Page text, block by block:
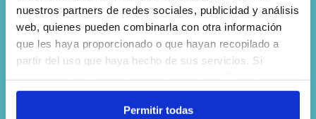
nuestros partners de redes sociales, publicidad y análisis
web, quienes pueden combinarla con otra información
que les haya proporcionado o que hayan recopilado a
partir del uso que haya hecho de sus servicios. Si
privacidado lapolítica de cookies.
Permitir todas
50009 Zaragoza